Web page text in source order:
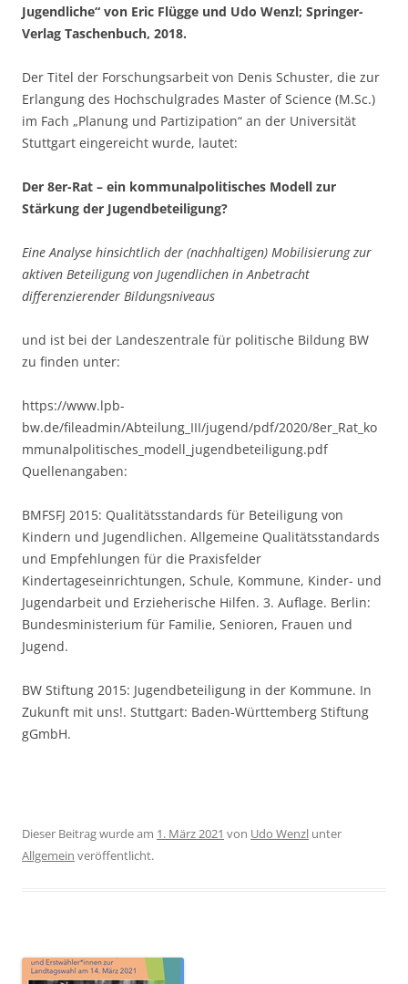
Jugendliche“ von Eric Flügge und Udo Wenzl; Springer-
Verlag Taschenbuch, 2018.
Der Titel der Forschungsarbeit von Denis Schuster, die zur
Erlangung des Hochschulgrades Master of Science (M.Sc.)
im Fach „Planung und Partizipation“ an der Universität
Stuttgart eingereicht wurde, lautet:
Der 8er-Rat – ein kommunalpolitisches Modell zur
Stärkung der Jugendbeteiligung?
Eine Analyse hinsichtlich der (nachhaltigen) Mobilisierung zur
aktiven Beteiligung von Jugendlichen in Anbetracht
differenzierender Bildungsniveaus
und ist bei der Landeszentrale für politische Bildung BW
zu finden unter:
https://www.lpb-
bw.de/fileadmin/Abteilung_III/jugend/pdf/2020/8er_Rat_ko
mmunalpolitisches_modell_jugendbeteiligung.pdf
Quellenangaben:
BMFSFJ 2015: Qualitätsstandards für Beteiligung von
Kindern und Jugendlichen. Allgemeine Qualitätsstandards
und Empfehlungen für die Praxisfelder
Kindertageseinrichtungen, Schule, Kommune, Kinder- und
Jugendarbeit und Erzieherische Hilfen. 3. Auflage. Berlin:
Bundesministerium für Familie, Senioren, Frauen und
Jugend.
BW Stiftung 2015: Jugendbeteiligung in der Kommune. In
Zukunft mit uns!. Stuttgart: Baden-Württemberg Stiftung
gGmbH.
Dieser Beitrag wurde am 1. März 2021 von Udo Wenzl unter
Allgemein veröffentlicht.